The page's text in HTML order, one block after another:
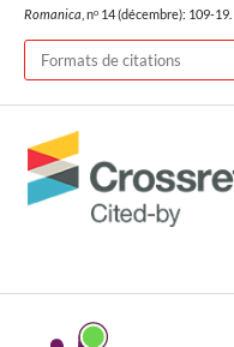
Romanica , nᵒ 14 (décembre): 109-19.
Formats de citations